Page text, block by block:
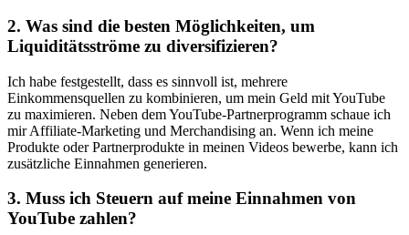
2. Was sind die besten‍ Möglichkeiten, um⁢
Liquiditätsströme zu ⁤diversifizieren?
Ich habe festgestellt, dass es sinnvoll ist,‌ mehrere⁢
Einkommensquellen zu‌ kombinieren, um ‍mein Geld mit YouTube
zu maximieren. Neben dem YouTube-Partnerprogramm schaue ich
mir Affiliate-Marketing ​und⁢ Merchandising an. Wenn ich meine
Produkte oder Partnerprodukte in meinen ‍Videos​ bewerbe, kann ich
zusätzliche‌ Einnahmen generieren.
3. Muss ⁤ich ‍Steuern auf meine Einnahmen von
YouTube zahlen?